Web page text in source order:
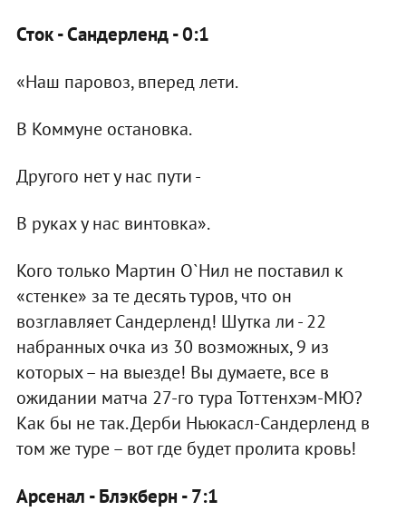
Сток - Сандерленд - 0:1
«Наш паровоз, вперед лети.
В Коммуне остановка.
Другого нет у нас пути -
В руках у нас винтовка».
Кого только Мартин О`Нил не поставил к
«стенке» за те десять туров, что он
возглавляет Сандерленд! Шутка ли - 22
набранных очка из 30 возможных, 9 из
которых – на выезде! Вы думаете, все в
ожидании матча 27-го тура Тоттенхэм-МЮ?
Как бы не так. Дерби Ньюкасл-Сандерленд в
том же туре – вот где будет пролита кровь!
Арсенал - Блэкберн - 7:1